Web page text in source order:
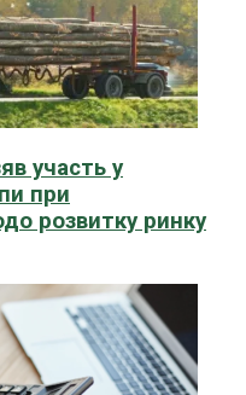
участь у
при
розвитку ринку